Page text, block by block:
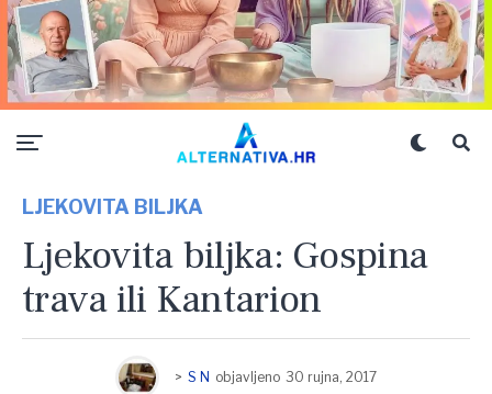
LJEKOVITA BILJKA
Ljekovita biljka: Gospina
trava ili Kantarion
> S N objavljeno 30 rujna, 2017